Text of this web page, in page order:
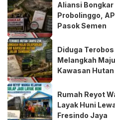
Aliansi Bongkar
Probolinggo,
Pasok Semen
Diduga
Melangkah
Kawasan
Rumah Reyot
Layak Huni
Fresindo Jaya